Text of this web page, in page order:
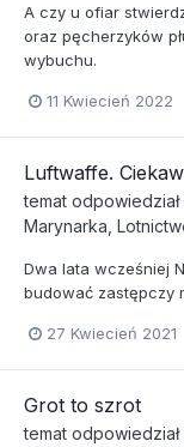
A czy u ofiar
oraz pęcherzyków
wybuchu.
11 Kwiecień 2022
Luftwaffe.
temat odpowiedział
Marynarka,
Dwa lata wcześniej
budować zastępczy
27 Kwiecień 2021
Grot to szrot
temat odpowiedział